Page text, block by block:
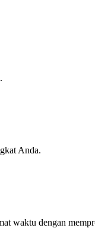
Anda.
waktu dengan